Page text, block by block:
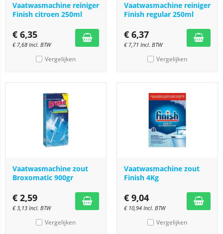
Vaatwasmachine reiniger
Finish citroen 250ml
€ 6,35
€ 7,68 Incl. BTW
Vergelijken
Vaatwasmachine reiniger
Finish regular 250ml
€ 6,37
€ 7,71 Incl. BTW
Vergelijken
Vaatwasmachine zout
Broxomatic 900gr
€ 2,59
€3,13 Incl. BTW
Vergelijken
Vaatwasmachine zout
Finish 4Kg
€ 9,04
€ 10,94 Incl. BTW
Vergelijken